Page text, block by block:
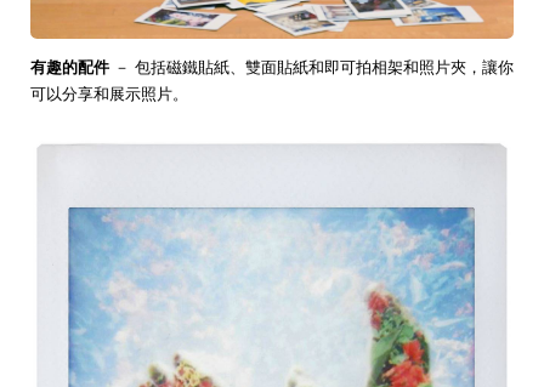
有趣的配件 － 包括磁鐵貼紙、雙面貼紙和即可拍相架和照片夾，讓你
可以分享和展示照片。